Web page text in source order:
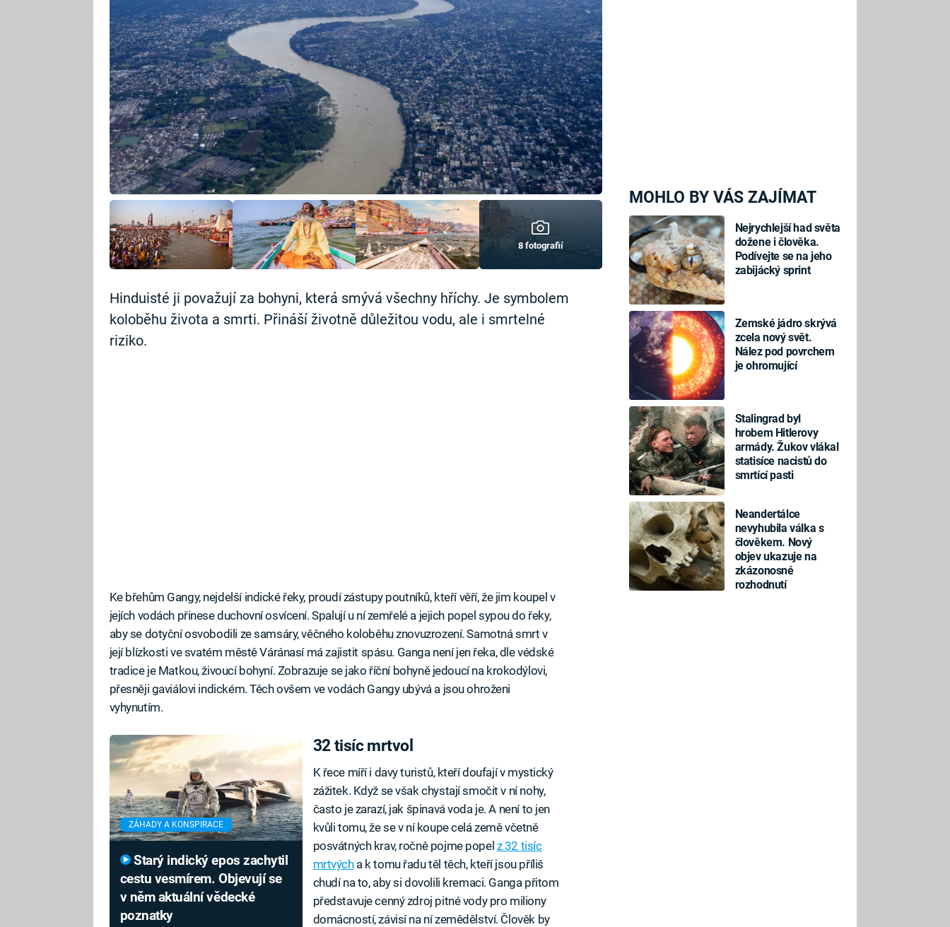
MOHLO BY VÁS ZAJÍMAT
Nejrychlejší had světa
dožene i člověka.
Podívejte se na jeho
zabijácký sprint
Zemské jádro skrývá
zcela nový svět.
Nález pod povrchem
je ohromující
Stalingrad byl
hrobem Hitlerovy
armády. Žukov vlákal
statisíce nacistů do
smrtící pasti
Neandertálce
nevyhubila válka s
člověkem. Nový
objev ukazuje na
zkázonosné
rozhodnutí
8 fotografií
Hinduisté ji považují za bohyni, která smývá všechny hříchy. Je symbolem
koloběhu života a smrti. Přináší životně důležitou vodu, ale i smrtelné
riziko.
Ke břehům Gangy, nejdelší indické řeky, proudí zástupy poutníků, kteří věří, že jim koupel v
jejích vodách přinese duchovní osvícení. Spalují u ní zemřelé a jejich popel sypou do řeky,
aby se dotyční osvobodili ze samsáry, věčného koloběhu znovuzrození. Samotná smrt v
její blízkosti ve svatém městě Váránasí má zajistit spásu. Ganga není jen řeka, dle védské
tradice je Matkou, živoucí bohyní. Zobrazuje se jako říční bohyně jedoucí na krokodýlovi,
přesněji gaviálovi indickém. Těch ovšem ve vodách Gangy ubývá a jsou ohroženi
vyhynutím.
ZÁHADY A KONSPIRACE
Starý indický epos zachytil
cestu vesmírem. Objevují se
v něm aktuální vědecké
poznatky
32 tisíc mrtvol
K řece míří i davy turistů, kteří doufají v mystický
zážitek. Když se však chystají smočit v ní nohy,
často je zarazí, jak špinavá voda je. A není to jen
kvůli tomu, že se v ní koupe celá země včetně
posvátných krav, ročně pojme popel z 32 tisíc
mrtvýcha k tomu řadu těl těch, kteří jsou příliš
chudí na to, aby si dovolili kremaci. Ganga přitom
představuje cenný zdroj pitné vody pro miliony
domácností, závisí na ní zemědělství. Člověk by